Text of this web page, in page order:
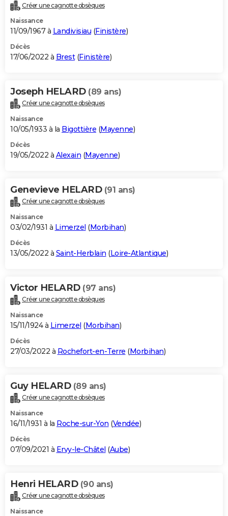
Créer une cagnotte obsèques
Naissance
11/09/1967 à Landivisiau (Finistère)
Décès
17/06/2022 à Brest(Finistère)
Joseph HELARD (89 ans)
Créer une cagnotte obsèques
Naissance
10/05/1933 à la Bigottière (Mayenne)
Décès
19/05/2022 à Alexain (Mayenne)
Genevieve HELARD (91 ans)
Créer une cagnotte obsèques
Naissance
03/02/1931 à Limerzel (Morbihan)
Décès
13/05/2022 à Saint-Herblain (Loire-Atlantique)
Victor HELARD (97 ans)
Créer une cagnotte obsèques
Naissance
15/11/1924 à Limerzel (Morbihan)
Décès
27/03/2022 à Rochefort-en-Terre (Morbihan)
Guy HELARD (89 ans)
Créer une cagnotte obsèques
Naissance
16/11/1931 à la Roche-sur-Yon (Vendée)
Décès
07/09/2021 à Ervy-le-Châtel (Aube)
Henri HELARD (90 ans)
Créer une cagnotte obsèques
Naissance